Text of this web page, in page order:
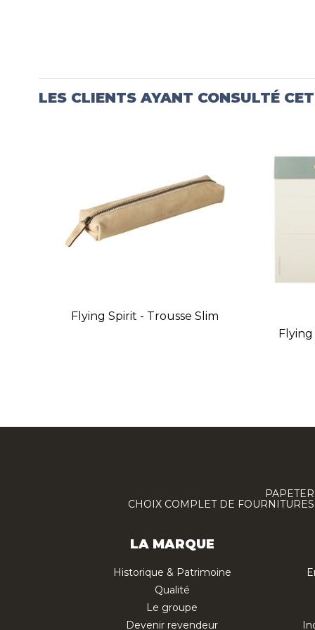
LES CLIENTS AYANT CONSULTÉ
Flying Spirit - Trousse Slim
Flying
CHOIX COMPLET DE
LA MARQUE
Historique & Patrimoine
Qualité
Le groupe
Devenir revendeur